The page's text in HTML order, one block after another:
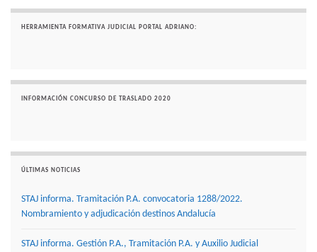
HERRAMIENTA FORMATIVA JUDICIAL PORTAL ADRIANO:
INFORMACIÓN CONCURSO DE TRASLADO 2020
ÚLTIMAS NOTICIAS
STAJ informa. Tramitación P.A. convocatoria 1288/2022.
Nombramiento y adjudicación destinos Andalucía
STAJ informa. Gestión P.A., Tramitación P.A. y Auxilio Judicial